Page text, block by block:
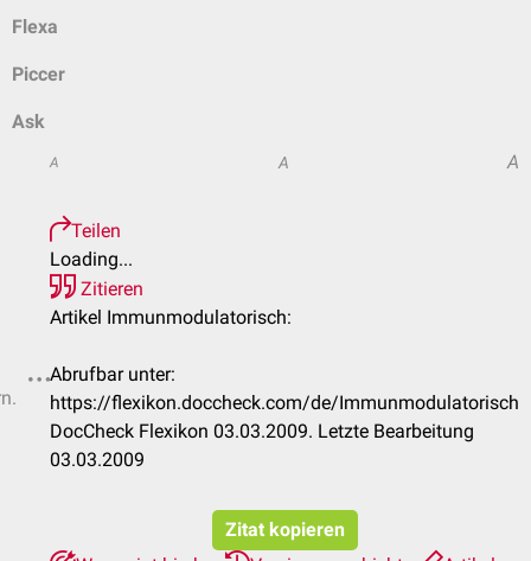
Flexa
Piccer
Ask
A A A
Teilen
Loading...
Zitieren
Artikel Immunmodulatorisch:
Abrufbar unter:
https://flexikon.doccheck.com/de/Immunmodulatorisch
DocCheck Flexikon 03.03.2009. Letzte Bearbeitung
03.03.2009
Zitat kopieren